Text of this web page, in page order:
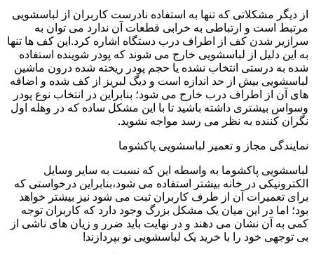
از دیگر مشکلاتی که تنها به استفاده نادرست کاربران از لباسشویی
مرتبط است و ارتباطی به خرابی قطعات آن ندارد می توان به
سرازیر شدن کف از اطراف درب دستگاه اشاره کرد.این کف ها تنها
به این دلیل از لباسشویی خارج می شوند که پودر شوینده استفاده
شده به درستی انتخاب نشده یا حجم پودر ریخته شده درون ماشین
لباسشویی بیش از حد اندازه است و دیگ لبریز از کف شده و اضافه
های آن از اطراف درب خارج می شود؛ بنابراین در انتخاب نوع پودر
وسواس بیشتری داشته باشید تا با این مشکل ساده که در وهله اول
نگران کننده به نظر می رسد مواجه نشوید.
نمایندگی مجاز و تعمیر لباسشویی پاکشوما
لباسشویی پاکشوما به واسطه این که نسبت به سایر وسایل
الکترونیکی در خانه بیشتر استفاده می شود،بنابراین درخواستی که
برای تعمیرات آن از طرف کاربران ثبت می شود نیز بیشتر خواهد
بود؛ اما در این میان یک مشکل بزرگ وجود دارد که کاربران توجه
کمی به آن نشان می دهند و در نهایت باید ضرر و زیان های ناشی از
بی توجهی خود را با خرید یک لباسشویی نو بپردازند!